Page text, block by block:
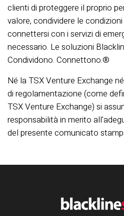
clienti di proteggere il proprio
valore, condividere le
connettersi con i servizi di
necessario. Le soluzioni
Condividono. Connettono.®
Né la TSX Venture Exchange
di regolamentazione (come
TSX Venture Exchange) si
responsabilità in merito
del presente comunicato